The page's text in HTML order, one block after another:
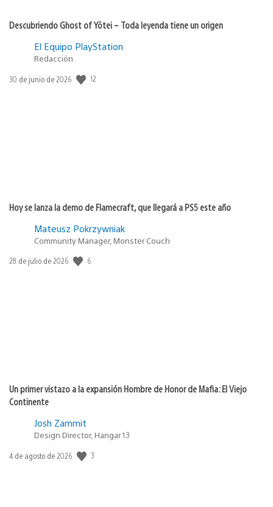
Descubriendo Ghost of Yōtei – Toda leyenda tiene un origen
El Equipo PlayStation
Redacción
Fecha
30 de junio de 2026 12
Hoy se lanza la demo de Flamecraft, que llegará a PS5 este año
Mateusz Pokrzywniak
Community Manager, Monster Couch
Fecha
28 de julio de 2026 6
Un primer vistazo a la expansión Hombre de Honor de Mafia: El Viejo
Continente
Josh Zammit
Design Director, Hangar 13
Fecha
4 de agosto de 2026 3